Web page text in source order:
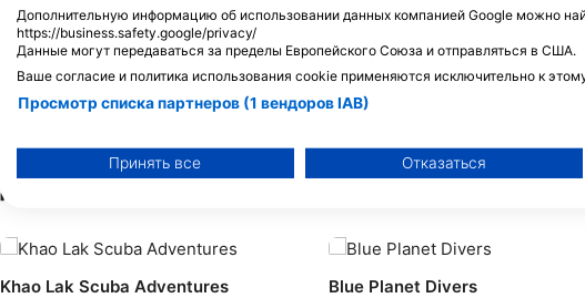
J F M A M J J
Дайв-центры, обслуживающие этот дайв-
Khao Lak Scuba Adventures Blue Planet Divers
Дополнительную информацию об использовании данных компанией Google можно
https://business.safety.google/privacy/
Данные могут передаваться за пределы Европейского Союза и отправляться в США.
Ваше согласие и политика использования cookie применяются исключительно к
Просмотр списка партнеров (1 вендоров IAB)
Цели обработки ОВД:
Использование ограниченных данных для выбора рекламы
Создание профилей для персонализированной рекламы
Принять все Отказаться